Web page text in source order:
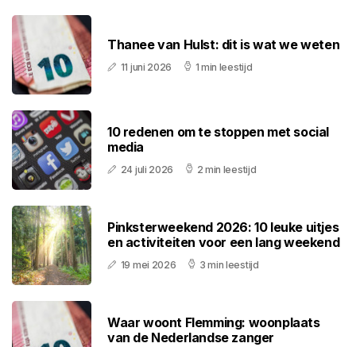
Thanee van Hulst: dit is wat we weten
11 juni 2026 1 min leestijd
10 redenen om te stoppen met social
media
24 juli 2026 2 min leestijd
Pinksterweekend 2026: 10 leuke uitjes
en activiteiten voor een lang weekend
19 mei 2026 3 min leestijd
Waar woont Flemming: woonplaats
van de Nederlandse zanger